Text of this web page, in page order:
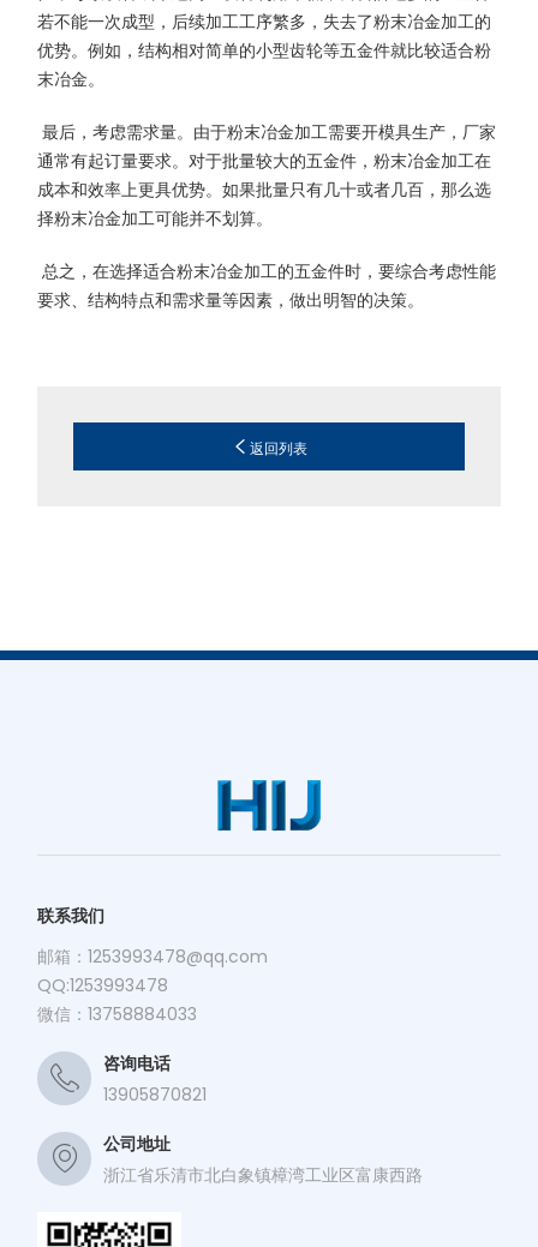
若不能一次成型，后续加工工序繁多，失去了粉末冶金加工的
优势。例如，结构相对简单的小型齿轮等五金件就比较适合粉
末冶金。
最后，考虑需求量。由于粉末冶金加工需要开模具生产，厂家
通常有起订量要求。对于批量较大的五金件，粉末冶金加工在
成本和效率上更具优势。如果批量只有几十或者几百，那么选
择粉末冶金加工可能并不划算。
总之，在选择适合粉末冶金加工的五金件时，要综合考虑性能
要求、结构特点和需求量等因素，做出明智的决策。
返回列表
联系我们
邮箱：1253993478@qq.com
QQ:1253993478
微信：13758884033
咨询电话
13905870821
公司地址
浙江省乐清市北白象镇樟湾工业区富康西路